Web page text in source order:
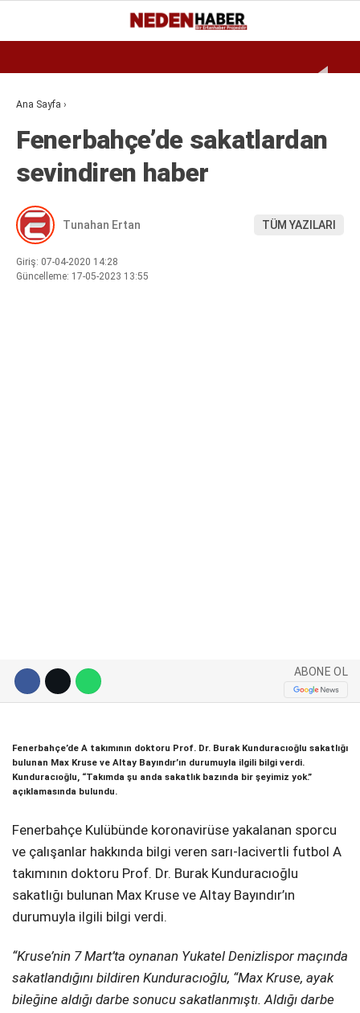
Telegram
22.9
BURSA
EKONOMI
BIYOGRAFI
SPOR
MAGAZIN
Ana Sayfa ›
Fenerbahçe’de sakatlardan
sevindiren haber
Tunahan Ertan TÜM YAZILARI
Giriş: 07-04-2020 14:28
Güncelleme: 17-05-2023 13:55
ABONE OL
Fenerbahçe’de A takımının doktoru Prof. Dr. Burak Kunduracıoğlu sakatlığı
bulunan Max Kruse ve Altay Bayındır’ın durumuyla ilgili bilgi verdi.
Kunduracıoğlu, “Takımda şu anda sakatlık bazında bir şeyimiz yok.”
açıklamasında bulundu.
Fenerbahçe Kulübünde koronavirüse yakalanan sporcu
ve çalışanlar hakkında bilgi veren sarı-lacivertli futbol A
takımının doktoru Prof. Dr. Burak Kunduracıoğlu
sakatlığı bulunan Max Kruse ve Altay Bayındır’ın
durumuyla ilgili bilgi verdi.
“Kruse’nin 7 Mart’ta oynanan Yukatel Denizlispor maçında
sakatlandığını bildiren Kunduracıoğlu, “Max Kruse, ayak
bileğine aldığı darbe sonucu sakatlanmıştı. Aldığı darbe